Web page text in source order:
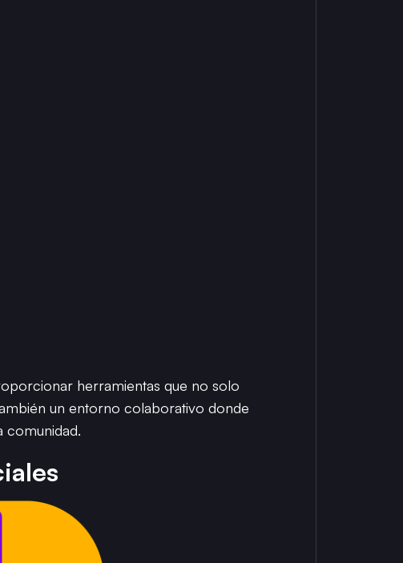
herramientas que no solo
un entorno colaborativo donde
comunidad.